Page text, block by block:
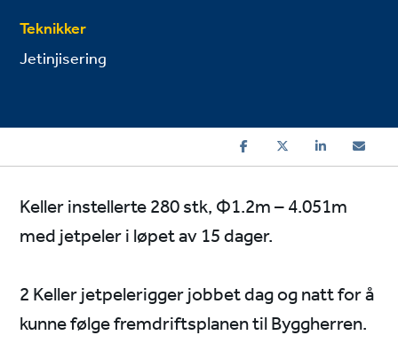
Teknikker
Jetinjisering
Keller instellerte 280 stk, Φ1.2m – 4.051m
med jetpeler i løpet av 15 dager.
2 Keller jetpelerigger jobbet dag og natt for å
kunne følge fremdriftsplanen til Byggherren.